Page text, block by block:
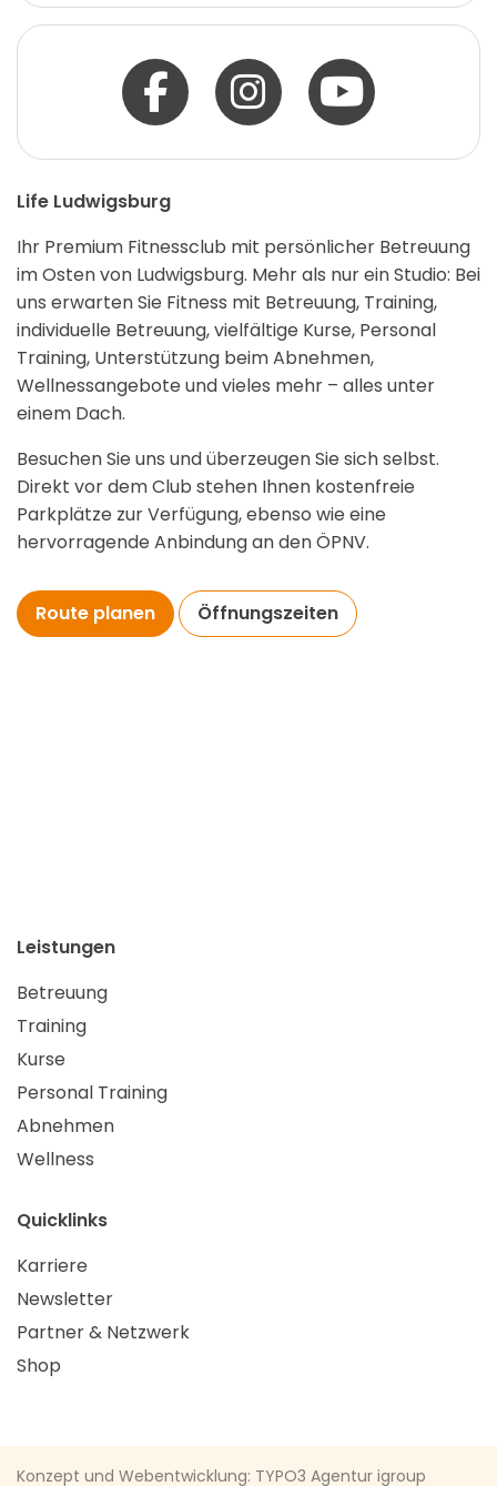
Life Ludwigsburg
Ihr Premium Fitnessclub mit persönlicher Betreuung
im Osten von Ludwigsburg. Mehr als nur ein Studio: Bei
uns erwarten Sie Fitness mit Betreuung, Training,
individuelle Betreuung, vielfältige Kurse, Personal
Training, Unterstützung beim Abnehmen,
Wellnessangebote und vieles mehr – alles unter
einem Dach.
Besuchen Sie uns und überzeugen Sie sich selbst.
Direkt vor dem Club stehen Ihnen kostenfreie
Parkplätze zur Verfügung, ebenso wie eine
hervorragende Anbindung an den ÖPNV.
Route planen Öffnungszeiten
Leistungen
Betreuung
Training
Kurse
Personal Training
Abnehmen
Wellness
Quicklinks
Karriere
Newsletter
Partner & Netzwerk
Shop
Konzept und Webentwicklung: TYPO3 Agentur igroup